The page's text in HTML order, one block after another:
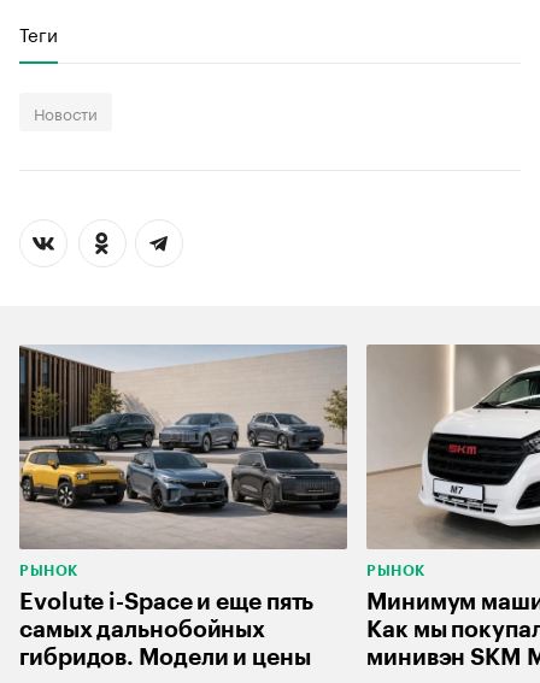
Теги
Новости
РЫНОК
Evolute i-Space и еще пять
самых дальнобойных
гибридов. Модели и цены
РЫНОК
Минимум
Как мы
минивэн SKM